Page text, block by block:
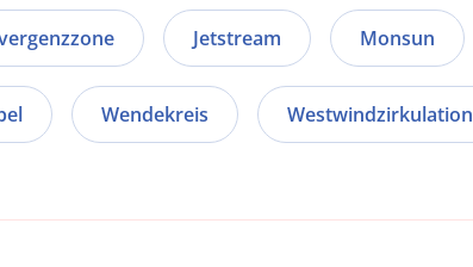
Jetstream Monsun
Wendekreis Westwindzirkulation